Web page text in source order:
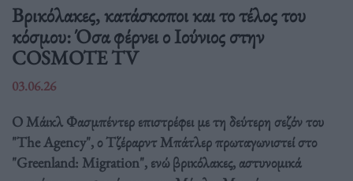
Βρικόλακες, κατάσκοποι και το τέλος του
κόσμου: Όσα φέρνει ο Ιούνιος στην
COSMOTE TV
03.06.26
Ο Μάικλ Φασμπέντερ επιστρέφει με τη δεύτερη σεζόν του
"The Agency", ο Τζέραρντ Μπάτλερ πρωταγωνιστεί στο
"Greenland: Migration", ενώ βρικόλακες, αστυνομικά